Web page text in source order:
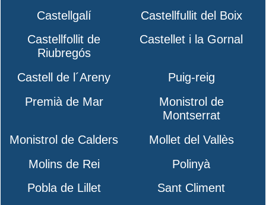
Castellgalí
Castellfullit del Boix
Castellfollit de
Riubregós
Castellet i la Gornal
Castell de l´Areny
Puig-reig
Premià de Mar
Monistrol de
Montserrat
Monistrol de Calders
Mollet del Vallès
Molins de Rei
Polinyà
Pobla de Lillet
Sant Climent